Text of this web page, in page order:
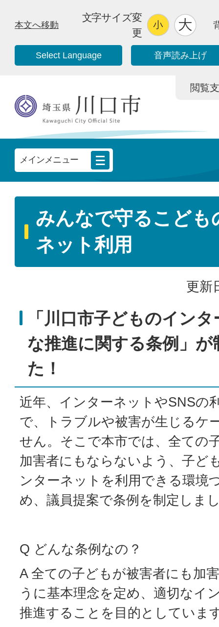
本文へ移動
文字サイズ変
更
Select Language 音声読み上げ
閲覧
メインメニュー
みんなで守るこども
ネット利用
更新
「川口市子どものイン
な推進に関する条例」が
た！
近年、インターネットやSNSの
で、トラブルや被害が生じるケ
せん。そこで本市では、全ての
加害者にもならないよう、子ど
ンターネットを利用できる環境
め、議員提案で条例を制定しま
Q どんな条例なの？
A 全ての子どもが被害者にも加
うに基本理念を定め、適切なイ
推進することを目的としていま